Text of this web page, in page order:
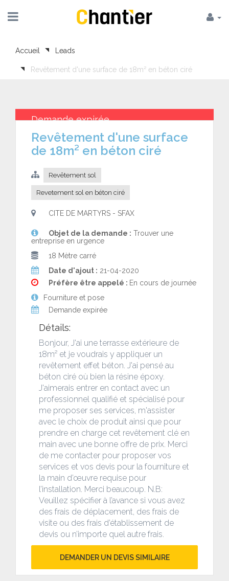
Accueil Leads
Revêtement d'une surface de 18m² en béton ciré
Demande expirée
Revêtement d'une surface
de 18m² en béton ciré
Revêtement sol
Revetement sol en béton ciré
CITE DE MARTYRS - SFAX
Objet de la demande : Trouver une
entreprise en urgence
18 Mètre carré
Date d'ajout : 21-04-2020
Préfère être appelé : En cours de journée
Fourniture et pose
Demande expirée
Détails:
Bonjour, J'ai une terrasse extérieure de
18m² et je voudrais y appliquer un
revêtement effet béton. J'ai pensé au
béton ciré où bien la résine époxy.
J'aimerais entrer en contact avec un
professionnel qualifié et spécialisé pour
me proposer ses services, m'assister
avec le choix de produit ainsi que pour
prendre en charge cet revêtement clé en
main avec une bonne offre de prix. Merci
de me contacter pour proposer vos
services et vos devis pour la fourniture et
la main d’œuvre requise pour
l’installation. Merci beaucoup. N.B:
Veuillez spécifier à l’avance si vous avez
des frais de déplacement, des frais de
visite ou des frais d’établissement de
devis ou n’importe quel autre frais.
DEMANDER UN DEVIS SIMILAIRE